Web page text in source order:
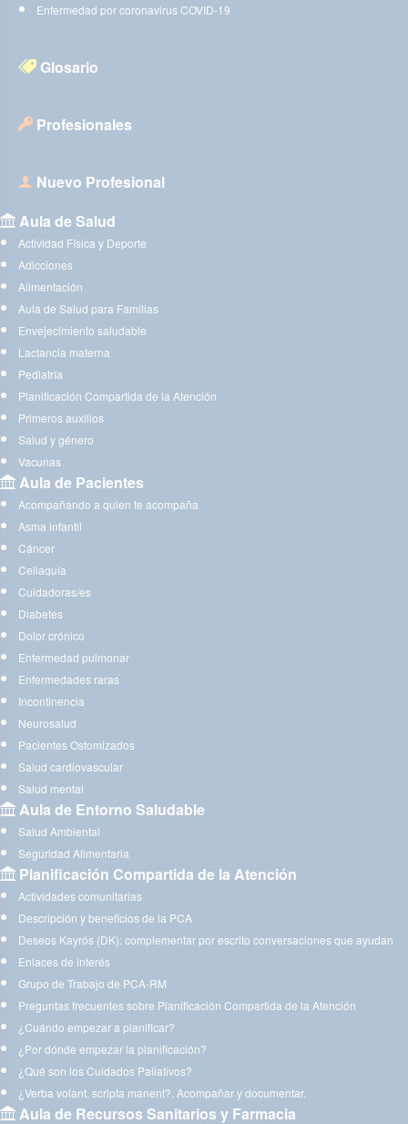
Enfermedad por coronavirus COVID-19
Glosario
Profesionales
Nuevo Profesional
Aula de Salud
Actividad Física y Deporte
Adicciones
Alimentación
Aula de Salud para Familias
Envejecimiento saludable
Lactancia materna
Pediatría
Planificación Compartida de la Atención
Primeros auxilios
Salud y género
Vacunas
Aula de Pacientes
Acompañando a quien te acompaña
Asma infantil
Cáncer
Celiaquía
Cuidadoras/es
Diabetes
Dolor crónico
Enfermedad pulmonar
Enfermedades raras
Incontinencia
Neurosalud
Pacientes Ostomizados
Salud cardiovascular
Salud mental
Aula de Entorno Saludable
Salud Ambiental
Seguridad Alimentaria
Planificación Compartida de la Atención
Actividades comunitarias
Descripción y beneficios de la PCA
Deseos Kayrós (DK): complementar por escrito conversaciones que ayudan
Enlaces de interés
Grupo de Trabajo de PCA-RM
Preguntas frecuentes sobre Planificación Compartida de la Atención
¿Cuándo empezar a planificar?
¿Por dónde empezar la planificación?
¿Qué son los Cuidados Paliativos?
¿Verba volant, scripta manent?. Acompañar y documentar.
Aula de Recursos Sanitarios y Farmacia